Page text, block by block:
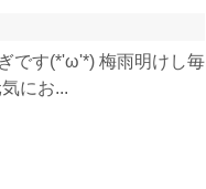
です(*'ω'*) 梅雨明けし毎
にお...